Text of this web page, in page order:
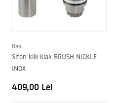
Rea
Sifon klik-klak BRUSH NICKLE
INOX
409,00 Lei